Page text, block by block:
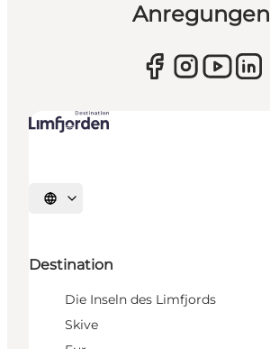
Anregungen
Sprache auswählen
Destination
Die Inseln des Limfjords
Skive